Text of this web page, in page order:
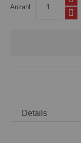
Anzahl
Details